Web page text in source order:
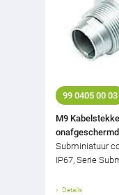
99 0405 00 03
M9
Subminiatuur
IP67, Serie
Details